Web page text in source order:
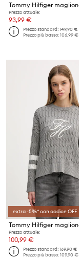
Prezzo attuale:
93,99 €
Prezzo standard:149,90 €
Prezzo più basso:106,99 €
extra -5%* con codice OFF
Prezzo attuale:
100,99 €
Prezzo standard:169,90 €
Prezzo più basso:109,90 €